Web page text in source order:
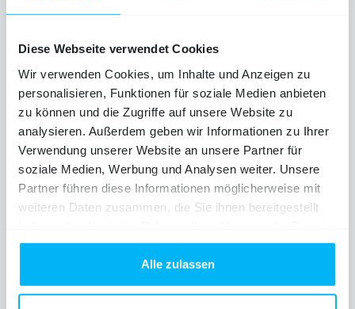
Diese Webseite verwendet Cookies
Wir verwenden Cookies, um Inhalte und Anzeigen zu
personalisieren, Funktionen für soziale Medien anbieten
zu können und die Zugriffe auf unsere Website zu
analysieren. Außerdem geben wir Informationen zu Ihrer
Verwendung unserer Website an unsere Partner für
soziale Medien, Werbung und Analysen weiter. Unsere
Partner führen diese Informationen möglicherweise mit
weiteren Daten zusammen, die Sie ihnen bereitgestellt
gesammelt haben.
Alle zulassen
Peugeot
Chevrolet Service
Saab Service
Smart Service
Suzuki
Toyota
Volkswagen Service
Audi Service
Skoda Service